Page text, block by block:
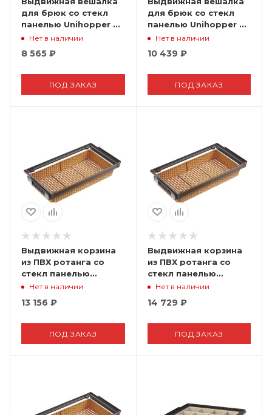
для брюк со стекл
панелью Unihopper в
базу 800мм, c
NAKA
Нет в наличии
8 565 ₽
ПОД ЗАКАЗ
для брюк со стекл
панелью Unihopper в
базу 900мм, c
NAKA
Нет в наличии
10 439 ₽
ПОД ЗАКАЗ
Выдвижная корзина
из ПВХ ротанга со
стекл панелью
Unihopper в базу
clip-on NAKA
Нет в наличии
13 156 ₽
ПОД ЗАКАЗ
Выдвижная корзина
из ПВХ ротанга со
стекл панелью
Unihopper в базу
clip-on NAKA
Нет в наличии
14 729 ₽
ПОД ЗАКАЗ